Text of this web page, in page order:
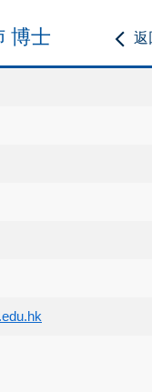
返
博士